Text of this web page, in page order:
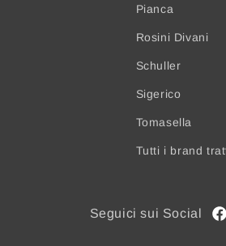
Pianca
Rosini Divani
Schuller
Sigerico
Tomasella
Tutti i brand